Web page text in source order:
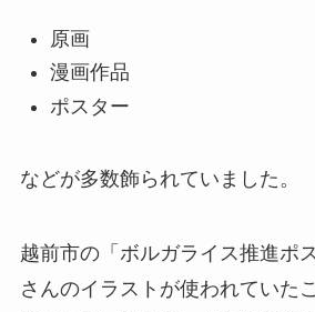
原画
漫画作品
ポスター
などが多数飾られていました。
越前市の「ボルガライス推進ポ
さんのイラストが使われていた